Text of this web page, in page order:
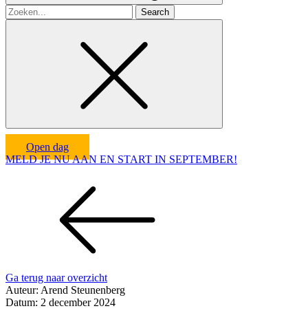
Search
for
Open dag
MELD JE NU AAN EN START IN SEPTEMBER!
Ga terug naar overzicht
Auteur: Arend Steunenberg
Datum: 2 december 2024